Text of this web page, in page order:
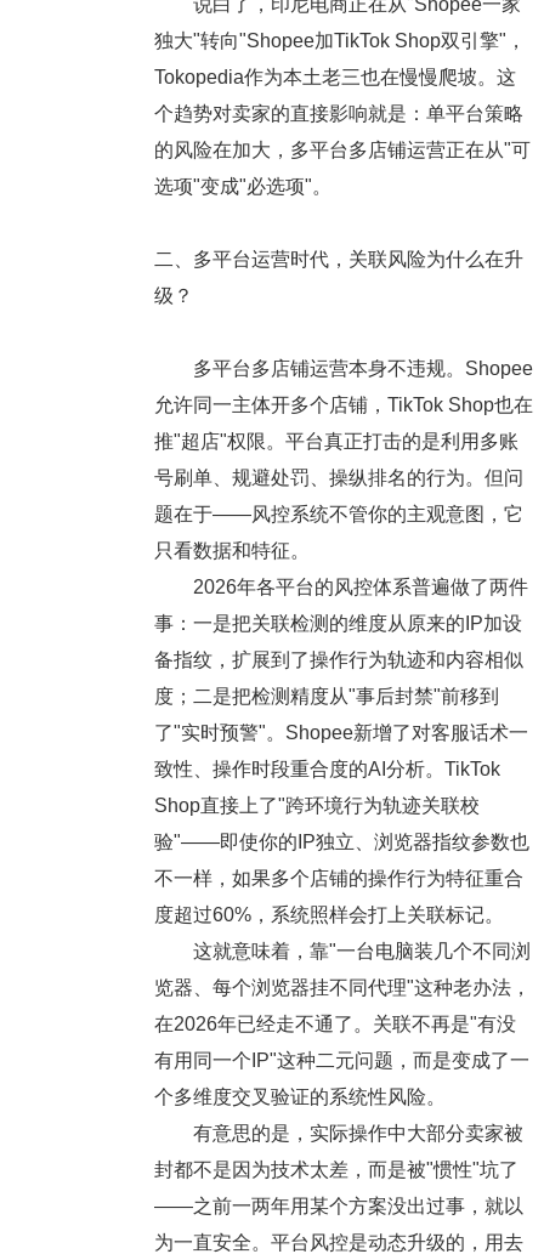
说白了，印尼电商正在从"Shopee一家
独大"转向"Shopee加TikTok Shop双引擎"，
Tokopedia作为本土老三也在慢慢爬坡。这
个趋势对卖家的直接影响就是：单平台策略
的风险在加大，多平台多店铺运营正在从"可
选项"变成"必选项"。
二、多平台运营时代，关联风险为什么在升
级？
多平台多店铺运营本身不违规。Shopee
允许同一主体开多个店铺，TikTok Shop也在
推"超店"权限。平台真正打击的是利用多账
号刷单、规避处罚、操纵排名的行为。但问
题在于——风控系统不管你的主观意图，它
只看数据和特征。
2026年各平台的风控体系普遍做了两件
事：一是把关联检测的维度从原来的IP加设
备指纹，扩展到了操作行为轨迹和内容相似
度；二是把检测精度从"事后封禁"前移到
了"实时预警"。Shopee新增了对客服话术一
致性、操作时段重合度的AI分析。TikTok
Shop直接上了"跨环境行为轨迹关联校
验"——即使你的IP独立、浏览器指纹参数也
不一样，如果多个店铺的操作行为特征重合
度超过60%，系统照样会打上关联标记。
这就意味着，靠"一台电脑装几个不同浏
览器、每个浏览器挂不同代理"这种老办法，
在2026年已经走不通了。关联不再是"有没
有用同一个IP"这种二元问题，而是变成了一
个多维度交叉验证的系统性风险。
有意思的是，实际操作中大部分卖家被
封都不是因为技术太差，而是被"惯性"坑了
——之前一两年用某个方案没出过事，就以
为一直安全。平台风控是动态升级的，用去